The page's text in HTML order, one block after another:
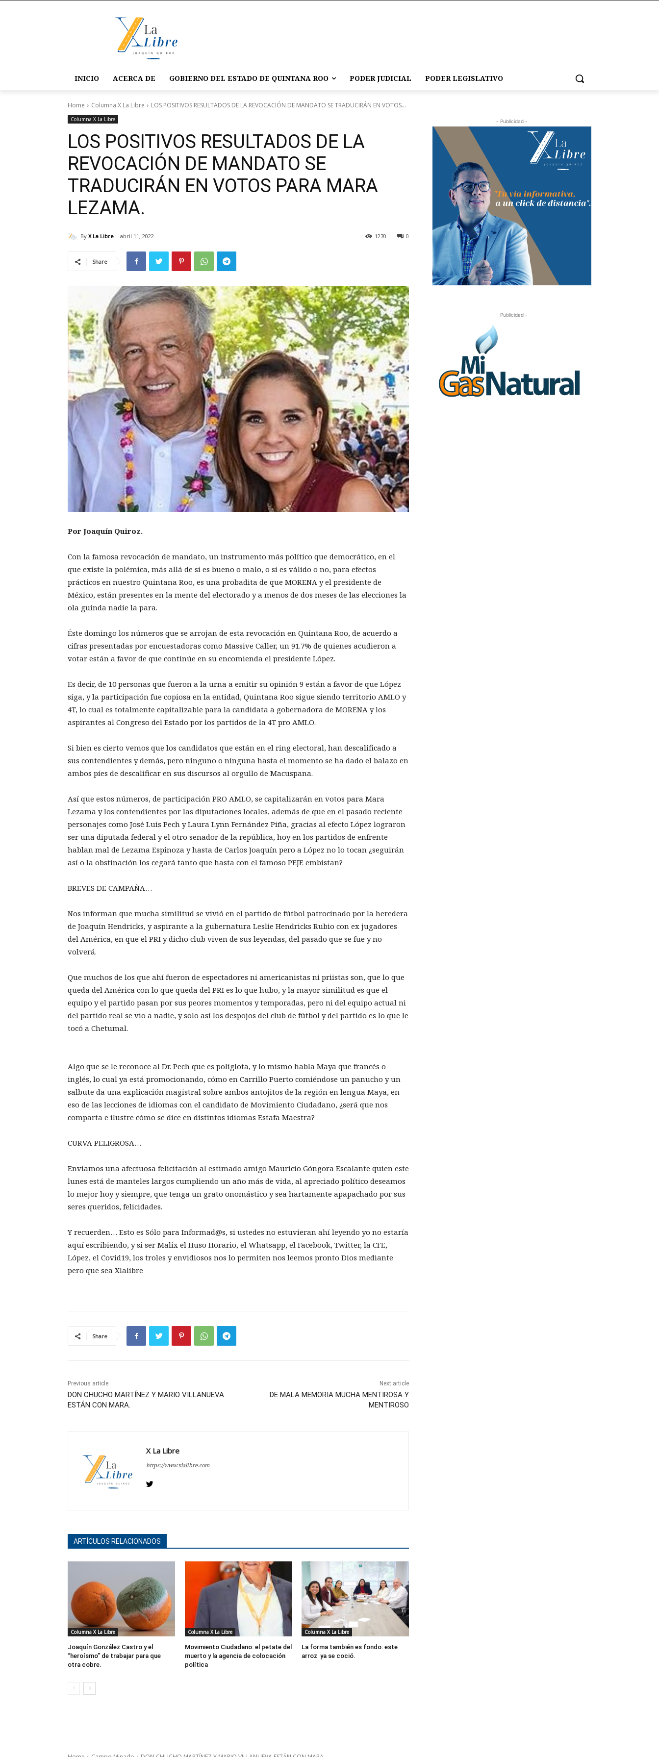
INICIO ACERCA DE GOBIERNO DEL ESTADO DE QUINTANA ROO PODER JUDICIAL PODER LEGISLATIVO
Home Columna X La Libre LOS POSITIVOS RESULTADOS DE LA REVOCACIÓN DE MANDATO SE TRADUCIRÁN EN VOTOS...
Columna X La Libre
LOS POSITIVOS RESULTADOS DE LA
REVOCACIÓN DE MANDATO SE
TRADUCIRÁN EN VOTOS PARA MARA
LEZAMA.
By X La Libre abril 11, 2022 0
1270
Share
Por Joaquín Quiroz.
Con la famosa revocación de mandato, un instrumento más político que democrático, en el
que existe la polémica, más allá de si es bueno o malo, o sí es válido o no, para efectos
prácticos en nuestro Quintana Roo, es una probadita de que MORENA y el presidente de
México, están presentes en la mente del electorado y a menos de dos meses de las elecciones la
ola guinda nadie la para.
Éste domingo los números que se arrojan de esta revocación en Quintana Roo, de acuerdo a
cifras presentadas por encuestadoras como Massive Caller, un 91.7% de quienes acudieron a
votar están a favor de que continúe en su encomienda el presidente López.
Es decir, de 10 personas que fueron a la urna a emitir su opinión 9 están a favor de que López
siga, y la participación fue copiosa en la entidad, Quintana Roo sigue siendo territorio AMLO y
4T, lo cual es totalmente capitalizable para la candidata a gobernadora de MORENA y los
aspirantes al Congreso del Estado por los partidos de la 4T pro AMLO.
Si bien es cierto vemos que los candidatos que están en el ring electoral, han descalificado a
sus contendientes y demás, pero ninguno o ninguna hasta el momento se ha dado el balazo en
ambos píes de descalificar en sus discursos al orgullo de Macuspana.
Así que estos números, de participación PRO AMLO, se capitalizarán en votos para Mara
Lezama y los contendientes por las diputaciones locales, además de que en el pasado reciente
personajes como José Luis Pech y Laura Lynn Fernández Piña, gracias al efecto López lograron
ser una diputada federal y el otro senador de la república, hoy en los partidos de enfrente
hablan mal de Lezama Espinoza y hasta de Carlos Joaquín pero a López no lo tocan ¿seguirán
así o la obstinación los cegará tanto que hasta con el famoso PEJE embistan?
BREVES DE CAMPAÑA…
Nos informan que mucha similitud se vivió en el partido de fútbol patrocinado por la heredera
de Joaquín Hendricks, y aspirante a la gubernatura Leslie Hendricks Rubio con ex jugadores
del América, en que el PRI y dicho club viven de sus leyendas, del pasado que se fue y no
volverá.
Que muchos de los que ahí fueron de espectadores ni americanistas ni priistas son, que lo que
queda del América con lo que queda del PRI es lo que hubo, y la mayor similitud es que el
equipo y el partido pasan por sus peores momentos y temporadas, pero ni del equipo actual ni
del partido real se vio a nadie, y solo así los despojos del club de fútbol y del partido es lo que le
tocó a Chetumal.
Algo que se le reconoce al Dr. Pech que es políglota, y lo mismo habla Maya que francés o
inglés, lo cual ya está promocionando, cómo en Carrillo Puerto comiéndose un panucho y un
salbute da una explicación magistral sobre ambos antojitos de la región en lengua Maya, en
eso de las lecciones de idiomas con el candidato de Movimiento Ciudadano, ¿será que nos
comparta e ilustre cómo se dice en distintos idiomas Estafa Maestra?
CURVA PELIGROSA…
Enviamos una afectuosa felicitación al estimado amigo Mauricio Góngora Escalante quien este
lunes está de manteles largos cumpliendo un año más de vida, al apreciado político deseamos
lo mejor hoy y siempre, que tenga un grato onomástico y sea hartamente apapachado por sus
seres queridos, felicidades.
Y recuerden… Esto es Sólo para Informad@s, si ustedes no estuvieran ahí leyendo yo no estaría
aquí escribiendo, y si ser Malix el Huso Horario, el Whatsapp, el Facebook, Twitter, la CFE,
López, el Covid19, los troles y envidiosos nos lo permiten nos leemos pronto Dios mediante
pero que sea Xlalibre
Share
Previous article
DON CHUCHO MARTÍNEZ Y MARIO VILLANUEVA
ESTÁN CON MARA.
Next article
DE MALA MEMORIA MUCHA MENTIROSA Y
MENTIROSO
X La Libre
https://www.xlalibre.com
ARTÍCULOS RELACIONADOS
Columna X La Libre
Joaquín González Castro y el
“heroísmo” de trabajar para que
otra cobre.
Columna X La Libre
Movimiento Ciudadano: el petate del
muerto y la agencia de colocación
política
Columna X La Libre
La forma también es fondo: este
arroz ya se coció.
- Publicidad -
- Publicidad -